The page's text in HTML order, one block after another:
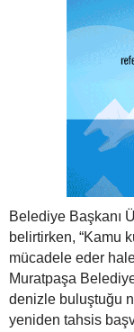
Belediye Başkanı
belirtirken, “Kamu
mücadele eder
Muratpaşa
denizle buluştuğu
yeniden tahsis